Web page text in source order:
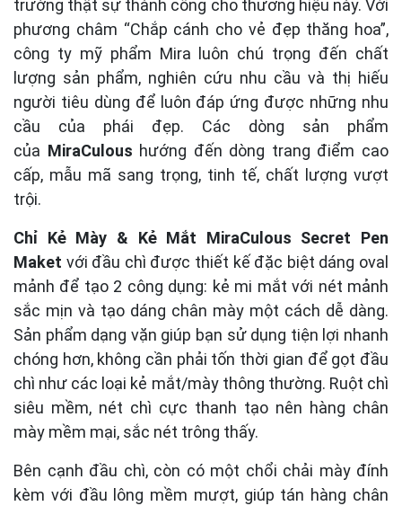
trường thật sự thành công cho thương hiệu này. Với
phương châm “Chắp cánh cho vẻ đẹp thăng hoa”,
công ty mỹ phẩm Mira luôn chú trọng đến chất
lượng sản phẩm, nghiên cứu nhu cầu và thị hiếu
người tiêu dùng để luôn đáp ứng được những nhu
cầu của phái đẹp. Các dòng sản phẩm
của MiraCulous hướng đến dòng trang điểm cao
cấp, mẫu mã sang trọng, tinh tế, chất lượng vượt
trội.
Chỉ Kẻ Mày & Kẻ Mắt MiraCulous Secret Pen
Maket với đầu chì được thiết kế đặc biệt dáng oval
mảnh để tạo 2 công dụng: kẻ mi mắt với nét mảnh
sắc mịn và tạo dáng chân mày một cách dễ dàng.
Sản phẩm dạng vặn giúp bạn sử dụng tiện lợi nhanh
chóng hơn, không cần phải tốn thời gian để gọt đầu
chì như các loại kẻ mắt/mày thông thường. Ruột chì
siêu mềm, nét chì cực thanh tạo nên hàng chân
mày mềm mại, sắc nét trông thấy.
Bên cạnh đầu chì, còn có một chổi chải mày đính
kèm với đầu lông mềm mượt, giúp tán hàng chân